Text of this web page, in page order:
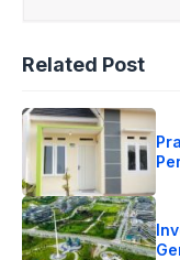
Related Post